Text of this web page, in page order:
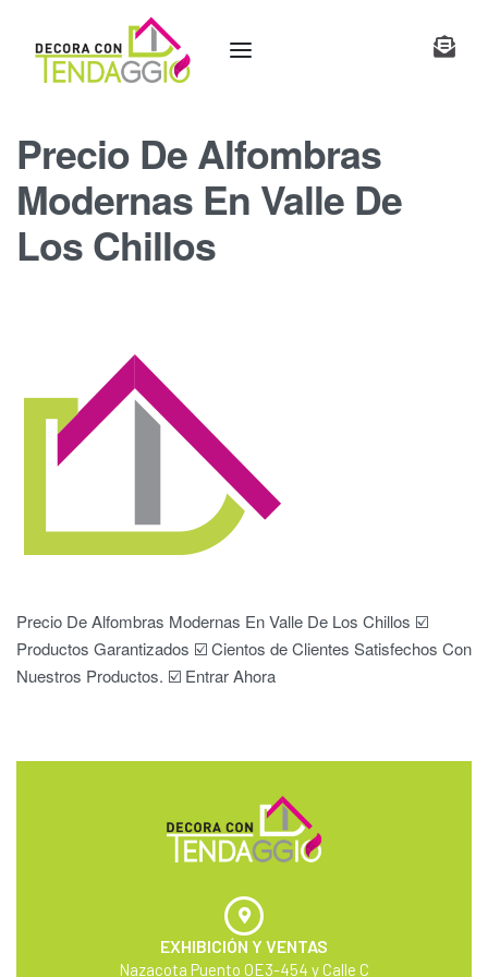
Precio De Alfombras
Modernas En Valle De
Los Chillos
Precio De Alfombras Modernas En Valle De Los Chillos ☑️
Productos Garantizados ☑️ Cientos de Clientes Satisfechos Con
Nuestros Productos. ☑️ Entrar Ahora
EXHIBICIÓN Y VENTAS
Nazacota Puento OE3-454 y Calle C